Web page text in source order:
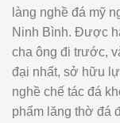
làng nghề đá mỹ
Ninh Bình. Được
cha ông đi trước,
đại nhất, sở hữu
nghề chế tác đá
phẩm lăng thờ đá